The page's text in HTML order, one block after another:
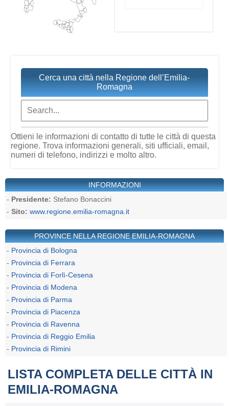
Cerca una città nella Regione dell’Emilia-
Romagna
Ottieni le informazioni di contatto di tutte le città di questa
regione. Trova informazioni generali, siti ufficiali, email,
numeri di telefono, indirizzi e molto altro.
INFORMAZIONI
- Presidente: Stefano Bonaccini
- Sito: www.regione.emilia-romagna.it
PROVINCE NELLA REGIONE EMILIA-ROMAGNA
- Provincia di Bologna
- Provincia di Ferrara
- Provincia di Forlì-Cesena
- Provincia di Modena
- Provincia di Parma
- Provincia di Piacenza
- Provincia di Ravenna
- Provincia di Reggio Emilia
- Provincia di Rimini
LISTA COMPLETA DELLE CITTÀ IN
EMILIA-ROMAGNA